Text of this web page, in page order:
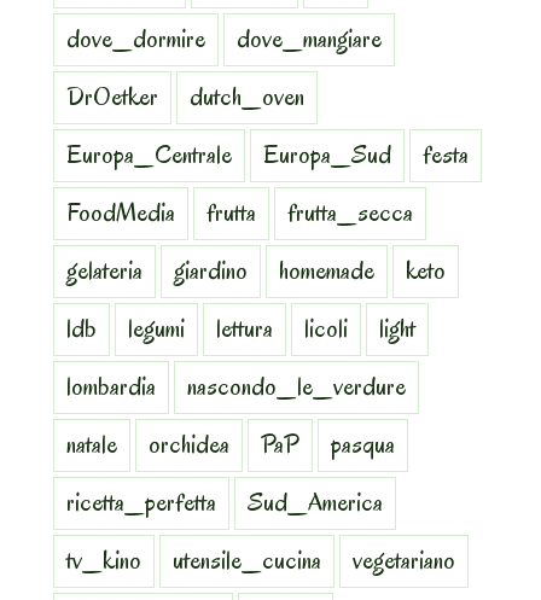
dove_dormire
dove_mangiare
DrOetker
dutch_oven
Europa_Centrale
Europa_Sud
festa
FoodMedia
frutta
frutta_secca
gelateria
giardino homemade
keto
ldb
legumi lettura licoli
light
lombardia
nascondo_le_verdure
natale
orchidea PaP
pasqua
ricetta_perfetta
Sud_America
tv_kino
utensile_cucina
vegetariano